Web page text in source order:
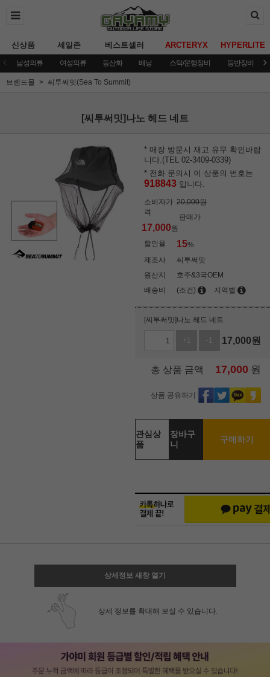
신상품 세일존 베스트셀러 ARCTERYX HYPERLITE
남성의류 여성의류 등산화 배낭 스틱/운행장비 등반장비
브랜드몰 씨투써밋(Sea To Summit)
[씨투써밋]나노 헤드 네트
* 매장 방문시 재고 유무 확인바랍
니다.(TEL 02-3409-0339)
* 전화 문의시 이 상품의 번호는
918843 입니다.
소비자가
격
20,000원
판매가
17,000원
할인율
15%
제조사
씨투써밋
원산지
호주&3국OEM
배송비
(조건) 지역별
[씨투써밋]나노 헤드 네트
+1 -1 17,000원
총 상품 금액 17,000 원
상품 공유하기
관심상
품
장바구
니
구매하기
상세정보 새창 열기
상세 정보를 확대해 보실 수 있습니다.